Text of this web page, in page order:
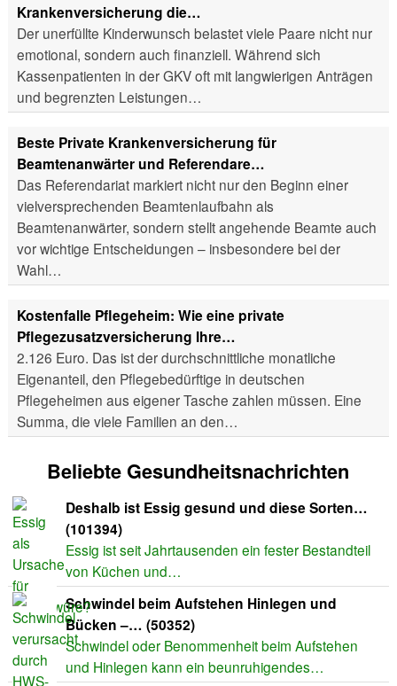
Krankenversicherung die…
Der unerfüllte Kinderwunsch belastet viele Paare nicht nur
emotional, sondern auch finanziell. Während sich
Kassenpatienten in der GKV oft mit langwierigen Anträgen
und begrenzten Leistungen…
Beste Private Krankenversicherung für
Beamtenanwärter und Referendare…
Das Referendariat markiert nicht nur den Beginn einer
vielversprechenden Beamtenlaufbahn als
Beamtenanwärter, sondern stellt angehende Beamte auch
vor wichtige Entscheidungen – insbesondere bei der
Wahl…
Kostenfalle Pflegeheim: Wie eine private
Pflegezusatzversicherung Ihre…
2.126 Euro. Das ist der durchschnittliche monatliche
Eigenanteil, den Pflegebedürftige in deutschen
Pflegeheimen aus eigener Tasche zahlen müssen. Eine
Summa, die viele Familien an den…
Beliebte Gesundheitsnachrichten
Deshalb ist Essig gesund und diese Sorten…
(101394)
Essig ist seit Jahrtausenden ein fester Bestandteil
von Küchen und…
Schwindel beim Aufstehen Hinlegen und
Bücken –… (50352)
Schwindel oder Benommenheit beim Aufstehen
und Hinlegen kann ein beunruhigendes…